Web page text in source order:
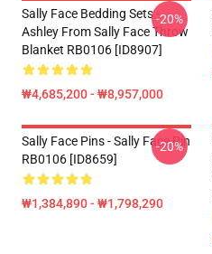
Sally Face Bedding Sets -
Ashley From Sally Face Throw
Blanket RB0106 [ID8907]
₩4,685,200 - ₩8,957,000
-20%
Sally Face Pins - Sally Face Pin
RB0106 [ID8659]
₩1,384,890 - ₩1,798,290
-20%